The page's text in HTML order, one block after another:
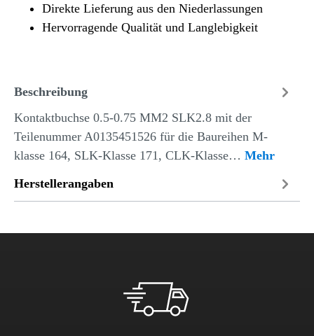
Direkte Lieferung aus den Niederlassungen
Hervorragende Qualität und Langlebigkeit
Beschreibung
Kontaktbuchse 0.5-0.75 MM2 SLK2.8 mit der
Teilenummer A0135451526 für die Baureihen M-
klasse 164, SLK-Klasse 171, CLK-Klasse… Mehr
Herstellerangaben